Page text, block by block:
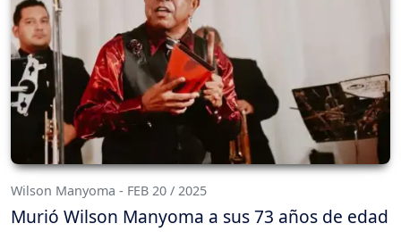
Wilson Manyoma - FEB 20 / 2025
Murió Wilson Manyoma a sus 73 años de edad